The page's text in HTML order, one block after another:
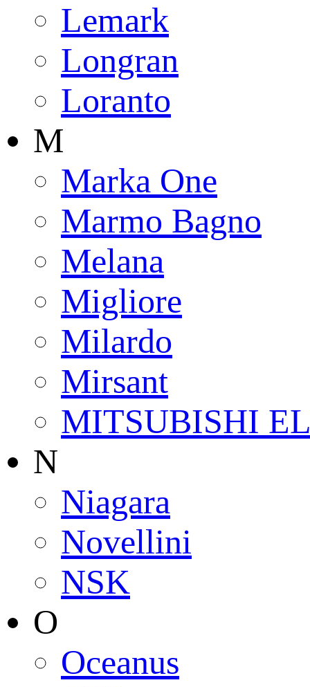
Lemark
Longran
Loranto
M
Marka One
Marmo Bagno
Melana
Migliore
Milardo
Mirsant
MITSUBISHI
N
Niagara
Novellini
NSK
O
Oceanus